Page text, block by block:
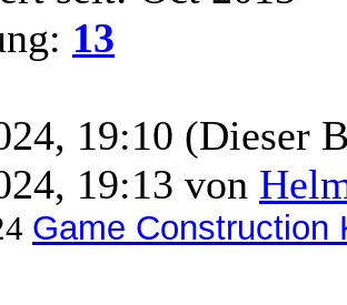
13
19:10 (Dieser
19:13 von
Game Construction